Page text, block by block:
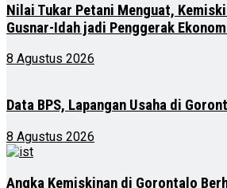
Nilai Tukar Petani Menguat,
Gusnar-Idah jadi Penggerak
8 Agustus 2026
Data BPS, Lapangan Usaha di
8 Agustus 2026
Angka Kemiskinan di Gorontalo